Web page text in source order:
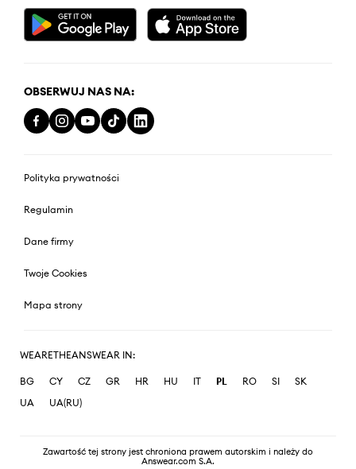
OBSERWUJ NAS NA:
Polityka prywatności
Regulamin
Dane firmy
Twoje Cookies
Mapa strony
WEARETHEANSWEAR IN:
BG CY CZ GR HR HU IT PL RO SI
SK
UA
UA(RU)
Zawartość tej strony jest chroniona prawem autorskim i należy do
Answear.com S.A.